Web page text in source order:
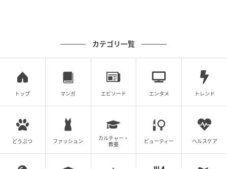
カテゴリ一覧
トップ マンガ エピソード エンタメ トレンド
どうぶつ ファッション
カルチャー・
教養
ビューティー ヘルスケア